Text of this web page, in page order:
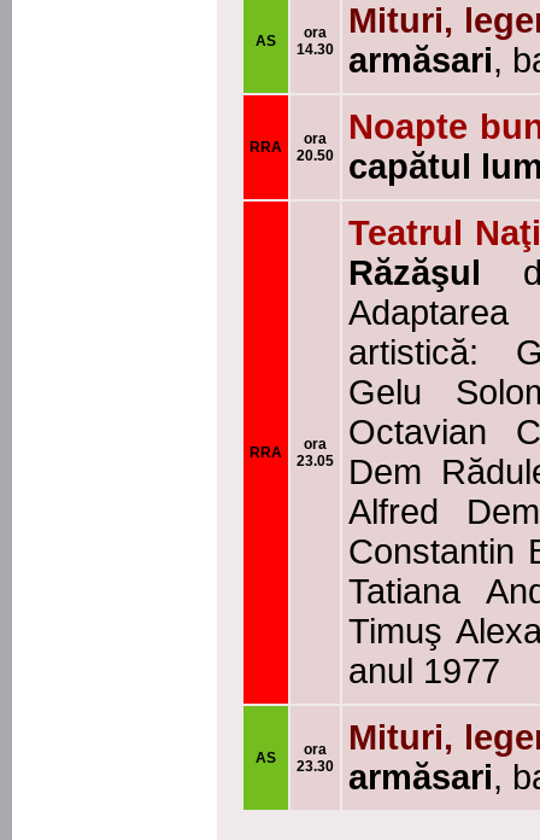
AS
ora
14.30
Mituri,
armăsari,
RRA
ora
20.50
Noapte
capătul
RRA
ora
23.05
Teatrul
Răzăşul
artistică:
Gelu
Octavian
Dem
Alfred
Constantin
Tatiana
Timuş
anul 1977
AS
ora
23.30
Mituri,
armăsari,